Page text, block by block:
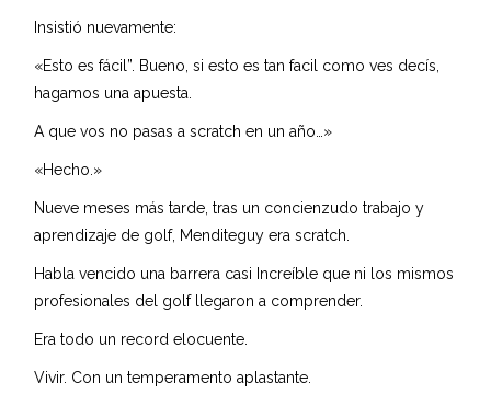
Insistió nuevamente:
«Esto es fácil”. Bueno, si esto es tan facil como ves decís,
hagamos una apuesta.
A que vos no pasas a scratch en un año…»
«Hecho.»
Nueve meses más tarde, tras un concienzudo trabajo y
aprendizaje de golf, Menditeguy era scratch.
Habla vencido una barrera casi Increíble que ni los mismos
profesionales del golf llegaron a comprender.
Era todo un record elocuente.
Vivir. Con un temperamento aplastante.